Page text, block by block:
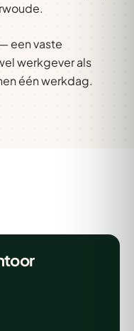
— een vaste
werkgever als
één werkdag.